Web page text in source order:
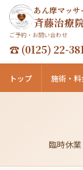
あん摩マッ
斉藤治療
ご予約・お問い合わせ
☎ (0125) 22-
トップ 施術・
臨時休